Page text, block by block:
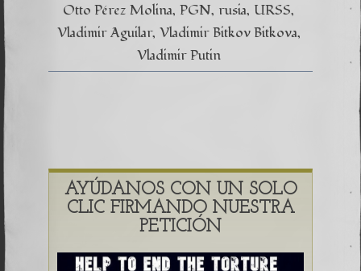
Otto Pérez Molina PGN rusia URSS
Vladimir Aguilar Vladimir Bitkov Bitkova
Vladimir Putin
AYÚDANOS CON UN SOLO
CLIC FIRMANDO NUESTRA
PETICIÓN